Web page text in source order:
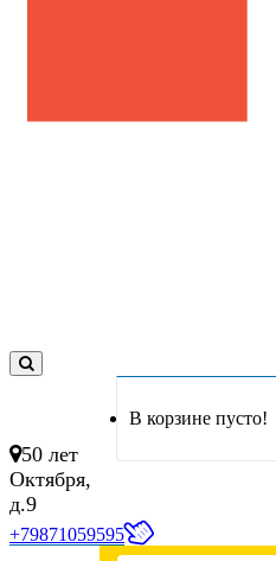
В корзине пусто!
50 лет
Октября,
д.9
+79871059595